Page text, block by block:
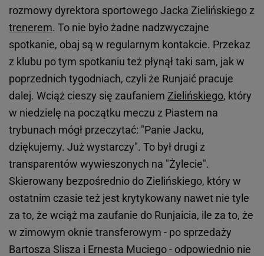
rozmowy dyrektora sportowegoJacka Zielińskiego z
trenerem. To nie było żadne nadzwyczajne
spotkanie, obaj są w regularnym kontakcie. Przekaz
z klubu po tym spotkaniu też płynął taki sam, jak w
poprzednich tygodniach, czyli że Runjaić pracuje
dalej. Wciąż cieszy się zaufaniem Zielińskiego, który
w niedzielę na początku meczu z Piastem na
trybunach mógł przeczytać: "Panie Jacku,
dziękujemy. Już wystarczy". To był drugi z
transparentów wywieszonych na "Żylecie".
Skierowany bezpośrednio do Zielińskiego, który w
ostatnim czasie też jest krytykowany nawet nie tyle
za to, że wciąż ma zaufanie do Runjaicia, ile za to, że
w zimowym oknie transferowym - po sprzedaży
Bartosza Slisza i Ernesta Muciego - odpowiednio nie